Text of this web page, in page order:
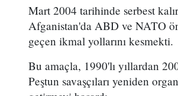
Mart 2004 tarihinde serbest
Afganistan'da ABD ve NATO
geçen ikmal yollarını kesmekti.
Bu amaçla, 1990'lı yıllardan
Peştun savaşçıları yeniden